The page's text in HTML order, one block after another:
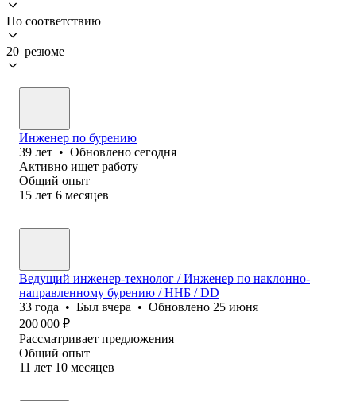
По соответствию
20 резюме
Инженер по бурению
39 лет • Обновлено сегодня
Активно ищет работу
Общий опыт
15 лет 6 месяцев
Ведущий инженер-технолог / Инженер по наклонно-
направленному бурению / ННБ / DD
33 года • Был вчера • Обновлено 25 июня
200 000 ₽
Рассматривает предложения
Общий опыт
11 лет 10 месяцев